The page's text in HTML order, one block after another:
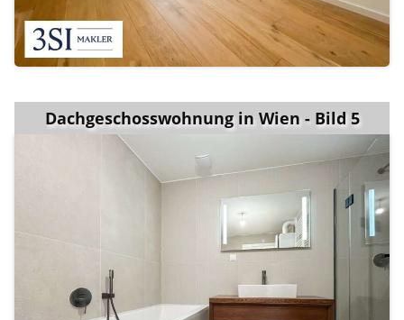
Dachgeschosswohnung in Wien - Bild 5